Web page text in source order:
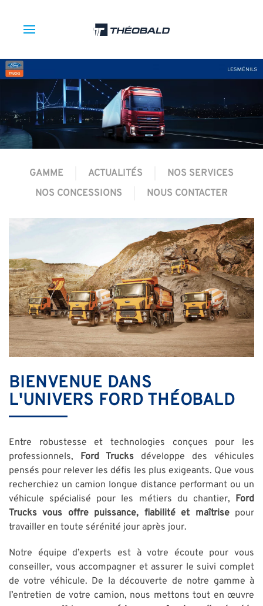
GAMME ACTUALITÉS
NOS SERVICES
NOS CONCESSIONS
NOUS CONTACTER
BIENVENUE DANS
L'UNIVERS FORD THÉOBALD
Entre robustesse et technologies conçues pour les
professionnels, Ford Trucks développe des véhicules
pensés pour relever les défis les plus exigeants. Que vous
recherchiez un camion longue distance performant ou un
véhicule spécialisé pour les métiers du chantier, Ford
Trucks vous offre puissance, fiabilité et maîtrisepour
travailler en toute sérénité jour après jour.
Notre équipe d’experts est à votre écoute pour vous
conseiller, vous accompagner et assurer le suivi complet
de votre véhicule. De la découverte de notre gamme à
l’entretien de votre camion, nous mettons tout en œuvre